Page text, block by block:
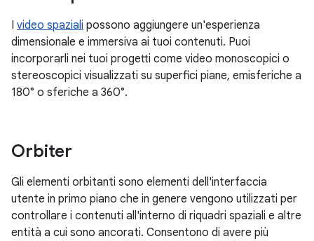
I video spaziali possono aggiungere un'esperienza
dimensionale e immersiva ai tuoi contenuti. Puoi
incorporarli nei tuoi progetti come video monoscopici o
stereoscopici visualizzati su superfici piane, emisferiche a
180° o sferiche a 360°.
Orbiter
Gli elementi orbitanti sono elementi dell'interfaccia
utente in primo piano che in genere vengono utilizzati per
controllare i contenuti all'interno di riquadri spaziali e altre
entità a cui sono ancorati. Consentono di avere più